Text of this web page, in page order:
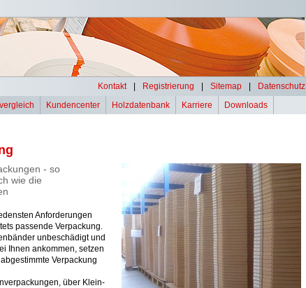
Kontakt Registrierung Sitemap Datenschutz
Kundencenter Holzdatenbank Karriere Downloads
- so
wie die
Anforderungen
passende Verpackung.
unbeschädigt und
Ihnen ankommen, setzen
Verpackung
über Klein-